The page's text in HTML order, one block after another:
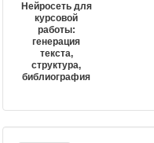
Нейросеть для
курсовой
работы:
генерация
текста,
структура,
библиография